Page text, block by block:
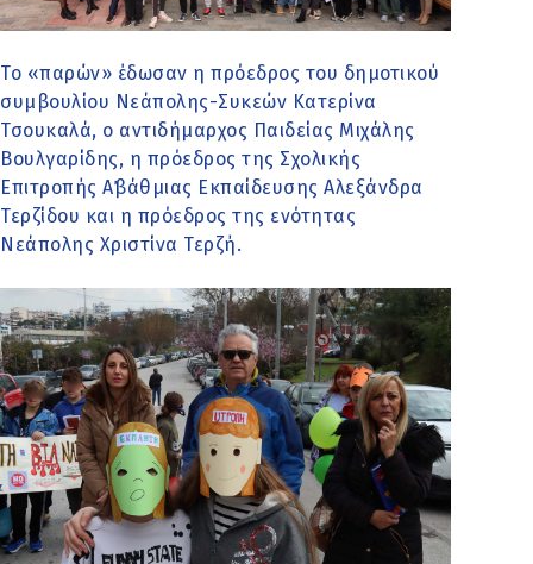
Το «παρών» έδωσαν η πρόεδρος του δημοτικού
συμβουλίου Νεάπολης-Συκεών Κατερίνα
Τσουκαλά, ο αντιδήμαρχος Παιδείας Μιχάλης
Βουλγαρίδης, η πρόεδρος της Σχολικής
Επιτροπής Α΄βάθμιας Εκπαίδευσης Αλεξάνδρα
Τερζίδου και η πρόεδρος της ενότητας
Νεάπολης Χριστίνα Τερζή.